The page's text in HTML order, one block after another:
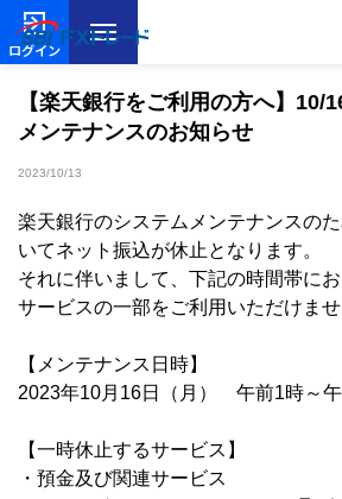
ログイン
【楽天銀行をご利用の方へ】10/
メンテナンスのお知らせ
2023/10/13
楽天銀行のシステムメンテナンスの
いてネット振込が休止となります。
それに伴いまして、下記の時間帯に
サービスの一部をご利用いただけませ
【メンテナンス日時】
2023年10月16日（月） 午前1時～
【一時休止するサービス】
・預金及び関連サービス